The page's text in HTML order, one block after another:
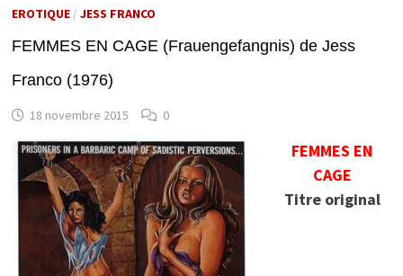
EROTIQUE/ JESS FRANCO
FEMMES EN CAGE (Frauengefangnis) de Jess
Franco (1976)
18 novembre 2015 0
FEMMES EN
CAGE
Titre original